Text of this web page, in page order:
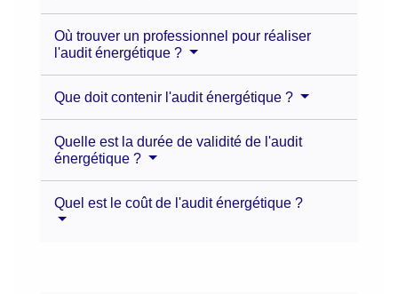
Où trouver un professionnel pour réaliser
l'audit énergétique ?
Que doit contenir l'audit énergétique ?
Quelle est la durée de validité de l'audit
énergétique ?
Quel est le coût de l'audit énergétique ?